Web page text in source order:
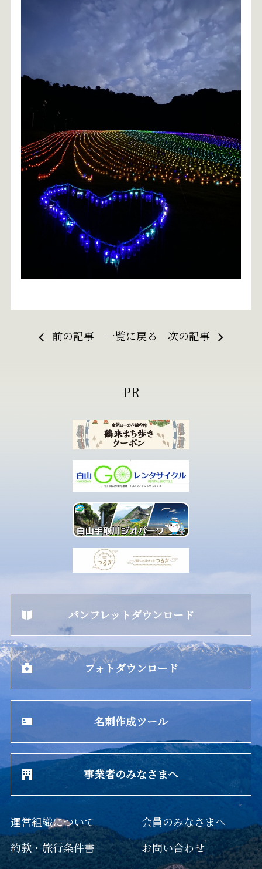
前の記事 一覧に戻る 次の記事
パンフレットダウンロード
フォトダウンロード
名刺作成ツール
事業者のみなさまへ
運営組織について
約款・旅行条件書
会員のみなさまへ
お問い合わせ